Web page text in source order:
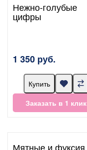
Нежно-голубые
цифры
1 350 руб.
Купить
Заказать в 1 клик
Мятные и фуксия